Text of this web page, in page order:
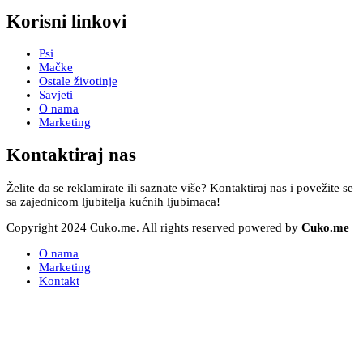
Korisni linkovi
Psi
Mačke
Ostale životinje
Savjeti
O nama
Marketing
Kontaktiraj nas
Želite da se reklamirate ili saznate više? Kontaktiraj nas i povežite se
sa zajednicom ljubitelja kućnih ljubimaca!
Copyright 2024 Cuko.me. All rights reserved powered by Cuko.me
O nama
Marketing
Kontakt